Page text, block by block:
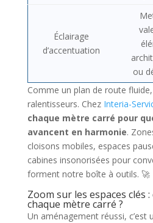
Éclairage
d’accentuation
ou
Comme un plan de route
ralentisseurs. Chez Interia-
chaque mètre carré pour
avancent en harmonie.
cloisons mobiles, espaces
cabines insonorisées pour
forment notre boîte à outils. 🚀
Zoom sur les espaces clés
chaque mètre carré ?
Un aménagement réussi, c’est